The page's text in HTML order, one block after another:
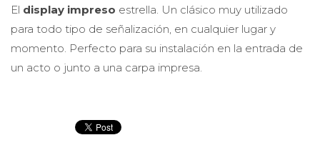
El display impreso estrella. Un clásico muy utilizado
para todo tipo de señalización, en cualquier lugar y
momento. Perfecto para su instalación en la entrada de
un acto o junto a una carpa impresa.